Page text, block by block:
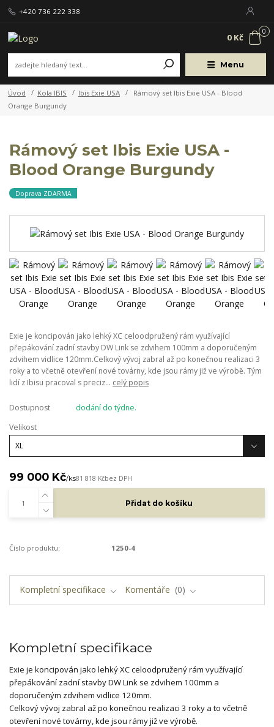
Menu
+420 736 222 338
0
0 Kč
Úvod Kola IBIS Ibis Exie USA
Rámový set Ibis Exie USA - Blood
Orange Burgundy
Rámový set Ibis Exie USA -
Blood Orange Burgundy
Doprava ZDARMA
Exie je koncipován jako lehký XC celoodpružený rám využívající
přepákování zadní stavby DW Link se zdvihem 100mm a doporučeným
zdvihem vidlice 120mm.Celkový vývoj zabral až po konečnou realizaci 3
roky a to včetně otevření nové továrny, kde jsou rámy již ve výrobě. Tým
lidí z Ibisu pracoval s preciz... celý popis
Dostupnost
dodání do týdne.
Velikost
99 000 Kč/ks81 818 Kčbez DPH
Přidat do košíku
Číslo produktu: 1250-4
Kompletní specifikace Komentáře 0
Kompletní specifikace
Exie je koncipován jako lehký XC celoodpružený rám využívající
přepákování zadní stavby DW Link se zdvihem 100mm a
doporučeným zdvihem vidlice 120mm.
Celkový vývoj zabral až po konečnou realizaci 3 roky a to včetně
otevření nové továrny, kde jsou rámy již ve výrobě.